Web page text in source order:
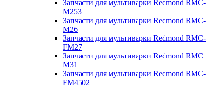
Запчасти для мультиварки Redmond RMC-
M253
Запчасти для мультиварки Redmond RMC-
M26
Запчасти для мультиварки Redmond RMC-
FM27
Запчасти для мультиварки Redmond RMC-
M31
Запчасти для мультиварки Redmond RMC-
FM4502